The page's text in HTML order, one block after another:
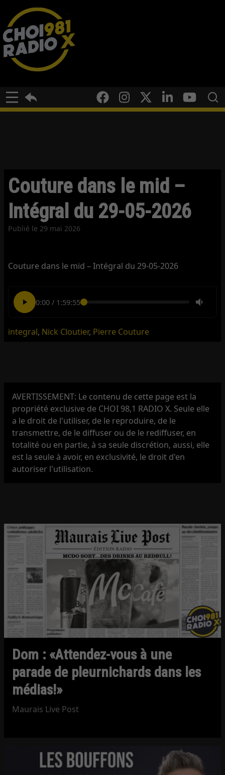
Couture dans le mid –
Intégral du 29-05-2026
Publié le 29 mai 2026
Couture dans le mid – Intégral du 29-05-2026
0:00/ 1:59:55
integral, Nick Cloutier, Pierre Couture
AVERTISSEMENT: Le contenu de cette page est la
propriété exclusive de CHOI 98,1 RADIO X. Seule elle
a le droit de l'utiliser, de le reproduire, de le
transmettre, de le diffuser ou de le rediffuser, en
totalité ou en partie, à sa seule discrétion, aussi, elle
est la seule à avoir, en exclusivité, le droit d'en
autoriser l'utilisation.
Dom : «Attendez-vous à une
parade de pleurnichards dans les
médias!»
Maurais Live Post